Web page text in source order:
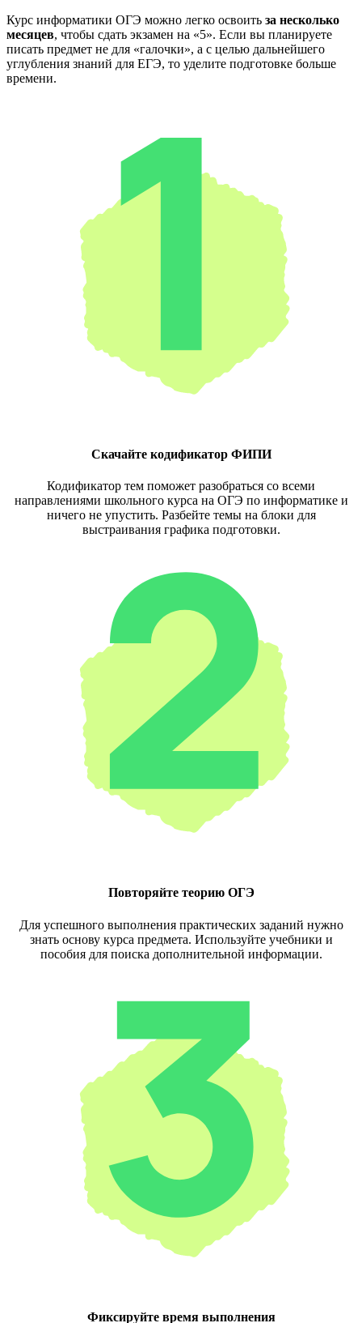
Курс информатики ОГЭ можно легко освоить за несколько
месяцев, чтобы сдать экзамен на «5». Если вы планируете
писать предмет не для «галочки», а с целью дальнейшего
углубления знаний для ЕГЭ, то уделите подготовке больше
времени.
Скачайте кодификатор ФИПИ
Кодификатор тем поможет разобраться со всеми
направлениями школьного курса на ОГЭ по информатике и
ничего не упустить. Разбейте темы на блоки для
выстраивания графика подготовки.
Повторяйте теорию ОГЭ
Для успешного выполнения практических заданий нужно
знать основу курса предмета. Используйте учебники и
пособия для поиска дополнительной информации.
Фиксируйте время выполнения